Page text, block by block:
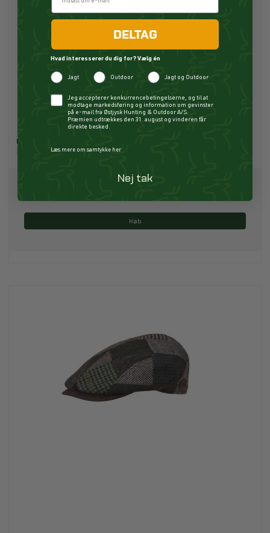
Deerhunter Pro Gamekeeper Flatcap Peat
Deerhunter
Køb
DELTAG
Hvad interesserer du dig for? Vælg én
Jagt Outdoor Jagt og Outdoor
CheckboxJeg accepterer konkurrencebetingelserne, og til at
modtage markedsføring og information om gevinster
på e-mail fra Østjysk Hunting & Outdoor A/S.
Præmien udtrækkes den 31. august og vinderen får
direkte besked.
Læs mere om samtykke her
Nej tak